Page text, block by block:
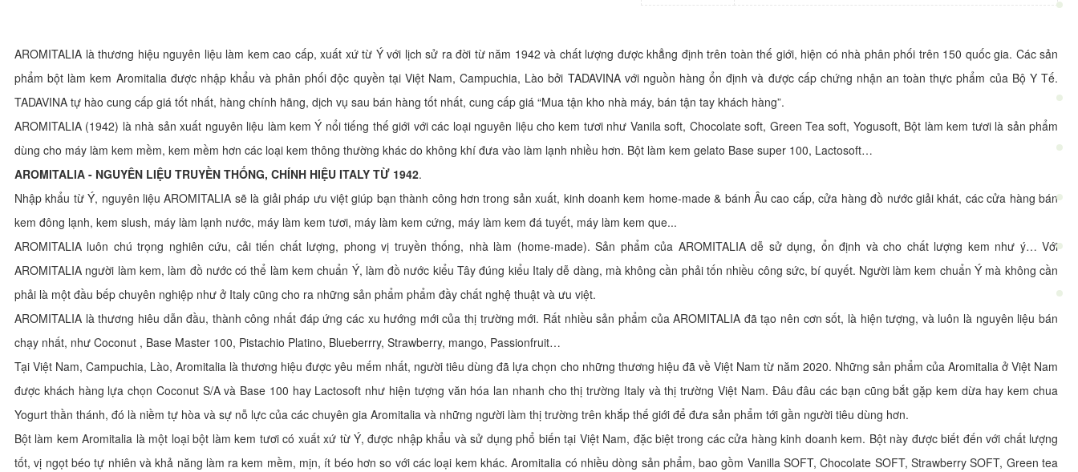
AROMITALIA là thương hiệu nguyên liệu làm kem cao cấp, xuất xứ từ Ý với lịch sử ra đời từ năm 1942 và chất lượng được khẳng định trên toàn thế giới, hiện có nhà phân phối trên 150 quốc gia. Các sản
phẩm bột làm kem Aromitalia được nhập khẩu và phân phối độc quyền tại Việt Nam, Campuchia, Lào bởi TADAVINA với nguồn hàng ổn định và được cấp chứng nhận an toàn thực phẩm của Bộ Y Tế.
TADAVINA tự hào cung cấp giá tốt nhất, hàng chính hãng, dịch vụ sau bán hàng tốt nhất, cung cấp giá “Mua tận kho nhà máy, bán tận tay khách hàng”.
AROMITALIA (1942) là nhà sản xuất nguyên liệu làm kem Ý nổi tiếng thế giới với các loại nguyên liệu cho kem tươi như Vanila soft, Chocolate soft, Green Tea soft, Yogusoft, Bột làm kem tươi là sản phẩm
dùng cho máy làm kem mềm, kem mềm hơn các loại kem thông thường khác do không khí đưa vào làm lạnh nhiều hơn. Bột làm kem gelato Base super 100, Lactosoft…
AROMITALIA - NGUYÊN LIỆU TRUYỀN THỐNG, CHÍNH HIỆU ITALY TỪ 1942.
Nhập khẩu từ Ý, nguyên liệu AROMITALIA sẽ là giải pháp ưu việt giúp bạn thành công hơn trong sản xuất, kinh doanh kem home-made & bánh Âu cao cấp, cửa hàng đồ nước giải khát, các cửa hàng bán
kem đông lạnh, kem slush, máy làm lạnh nước, máy làm kem tươi, máy làm kem cứng, máy làm kem đá tuyết, máy làm kem que...
AROMITALIA luôn chú trọng nghiên cứu, cải tiến chất lượng, phong vị truyền thống, nhà làm (home-made). Sản phẩm của AROMITALIA dễ sử dụng, ổn định và cho chất lượng kem như ý… Với
AROMITALIA người làm kem, làm đồ nước có thể làm kem chuẩn Ý, làm đồ nước kiểu Tây đúng kiểu Italy dễ dàng, mà không cần phải tốn nhiều công sức, bí quyết. Người làm kem chuẩn Ý mà không cần
phải là một đầu bếp chuyên nghiệp như ở Italy cũng cho ra những sản phẩm phẩm đầy chất nghệ thuật và ưu việt.
AROMITALIA là thương hiêu dẫn đầu, thành công nhất đáp ứng các xu hướng mới của thị trường mới. Rất nhiều sản phẩm của AROMITALIA đã tạo nên cơn sốt, là hiện tượng, và luôn là nguyên liệu bán
chạy nhất, như Coconut , Base Master 100, Pistachio Platino, Blueberrry, Strawberry, mango, Passionfruit…
Tại Việt Nam, Campuchia, Lào, Aromitalia là thương hiệu được yêu mếm nhất, người tiêu dùng đã lựa chọn cho những thương hiệu đã về Việt Nam từ năm 2020. Những sản phẩm của Aromitalia ở Việt Nam
được khách hàng lựa chọn Coconut S/A và Base 100 hay Lactosoft như hiện tượng văn hóa lan nhanh cho thị trường Italy và thị trường Việt Nam. Đâu đâu các bạn cũng bắt gặp kem dừa hay kem chua
Yogurt thần thánh, đó là niềm tự hòa và sự nỗ lực của các chuyên gia Aromitalia và những người làm thị trường trên khắp thế giới để đưa sản phẩm tới gần người tiêu dùng hơn.
Bột làm kem Aromitalia là một loại bột làm kem tươi có xuất xứ từ Ý, được nhập khẩu và sử dụng phổ biến tại Việt Nam, đặc biệt trong các cửa hàng kinh doanh kem. Bột này được biết đến với chất lượng
tốt, vị ngọt béo tự nhiên và khả năng làm ra kem mềm, mịn, ít béo hơn so với các loại kem khác. Aromitalia có nhiều dòng sản phẩm, bao gồm Vanilla SOFT, Chocolate SOFT, Strawberry SOFT, Green tea